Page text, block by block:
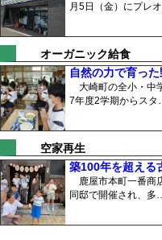
月5日（金）にプレ
オーガニック給食
自然の力で育っ
大崎町の全小・中
7年度2学期からス
空家再生
築100年を超える
鹿屋市本町一番商
同邸で開催され、多